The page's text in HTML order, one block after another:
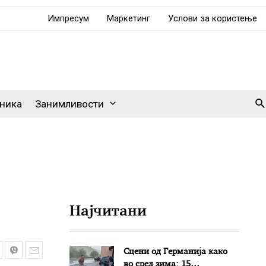
Импресум Маркетинг Услови за користење
Занимливости
Најчитани
Сцени од Германија како
во сред зима: 15